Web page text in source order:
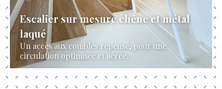
Escalier sur mesure chêne et métal
laqué
Un accès aux combles repensé, pour une
circulation optimisée et aérée.